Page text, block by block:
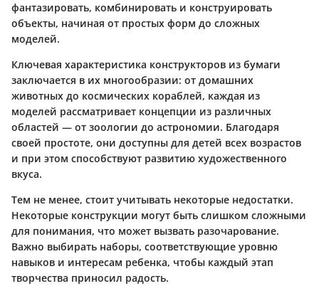
фантазировать, комбинировать и конструировать
объекты, начиная от простых форм до сложных
моделей.
Ключевая характеристика конструкторов из бумаги
заключается в их многообразии: от домашних
животных до космических кораблей, каждая из
моделей рассматривает концепции из различных
областей — от зоологии до астрономии. Благодаря
своей простоте, они доступны для детей всех возрастов
и при этом способствуют развитию художественного
вкуса.
Тем не менее, стоит учитывать некоторые недостатки.
Некоторые конструкции могут быть слишком сложными
для понимания, что может вызвать разочарование.
Важно выбирать наборы, соответствующие уровню
навыков и интересам ребенка, чтобы каждый этап
творчества приносил радость.